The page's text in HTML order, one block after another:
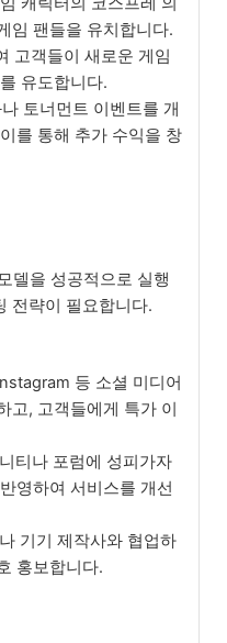
임 팬들을 유치합니다.
고객들이 새로운 게임
유도합니다.
토너먼트 이벤트를 개
를 통해 추가 수익을 창
델을 성공적으로 실행
전략이 필요합니다.
등 소셜 미디어
고, 고객들에게 특가 이
티나 포럼에 성피가자
영하여 서비스를 개선
기기 제작사와 협업하
홍보합니다.